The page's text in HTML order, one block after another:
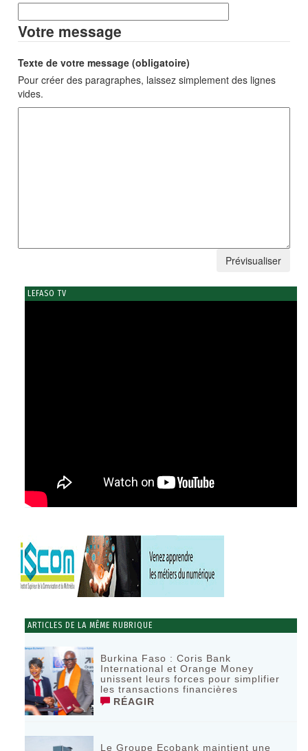
Votre message
Texte de votre message (obligatoire)
Pour créer des paragraphes, laissez simplement des lignes
vides.
LEFASO TV
ARTICLES DE LA MÊME RUBRIQUE
Burkina Faso : Coris Bank
International et Orange Money
unissent leurs forces pour simplifier
les transactions financières
RÉAGIR
Le Groupe Ecobank maintient une